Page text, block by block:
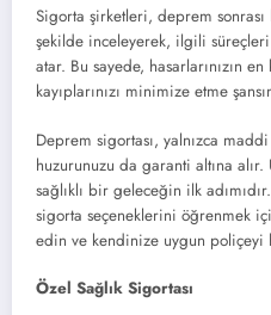
Sigorta şirketleri, deprem
şekilde inceleyerek, ilgili
atar. Bu sayede, hasarlarınızın
kayıplarınızı minimize etme
Deprem sigortası, yalnızca
huzurunuzu da garanti altına
sağlıklı bir geleceğin ilk
sigorta seçeneklerini öğrenmek
edin ve kendinize uygun poliçeyi
Özel Sağlık Sigortası